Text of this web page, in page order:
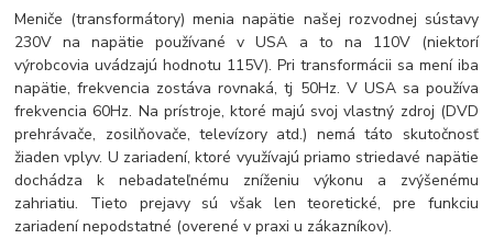
Meniče (transformátory) menia napätie našej rozvodnej sústavy
230V na napätie používané v USA a to na 110V (niektorí
výrobcovia uvádzajú hodnotu 115V). Pri transformácii sa mení iba
napätie, frekvencia zostáva rovnaká, tj 50Hz. V USA sa používa
frekvencia 60Hz. Na prístroje, ktoré majú svoj vlastný zdroj (DVD
prehrávače, zosilňovače, televízory atd.) nemá táto skutočnosť
žiaden vplyv. U zariadení, ktoré využívajú priamo striedavé napätie
dochádza k nebadateľnému zníženiu výkonu a zvýšenému
zahriatiu. Tieto prejavy sú však len teoretické, pre funkciu
zariadení nepodstatné (overené v praxi u zákazníkov).